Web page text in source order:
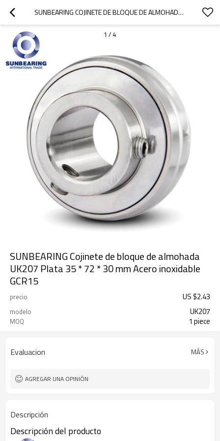
SUNBEARING COJINETE DE BLOQUE DE ALMOHADA UK207 PLATA 35 * 72 * 30 MM ACERO INOXIDABLE GCR15
1 / 4
SUNBEARING Cojinete de bloque de almohada
UK207 Plata 35 * 72 * 30 mm Acero inoxidable
GCR15
precio US $2.43
modelo UK207
MOQ 1 piece
Evaluacion MÁS
AGREGAR UNA OPINIÓN
Descripción
Descripción del producto